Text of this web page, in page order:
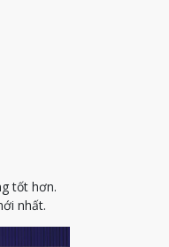
tốt hơn.
nhất.